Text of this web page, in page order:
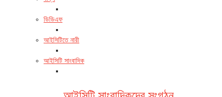
ডিডিএফ
আইসিটিতে নারী
আইসিটি সাংবাদিক